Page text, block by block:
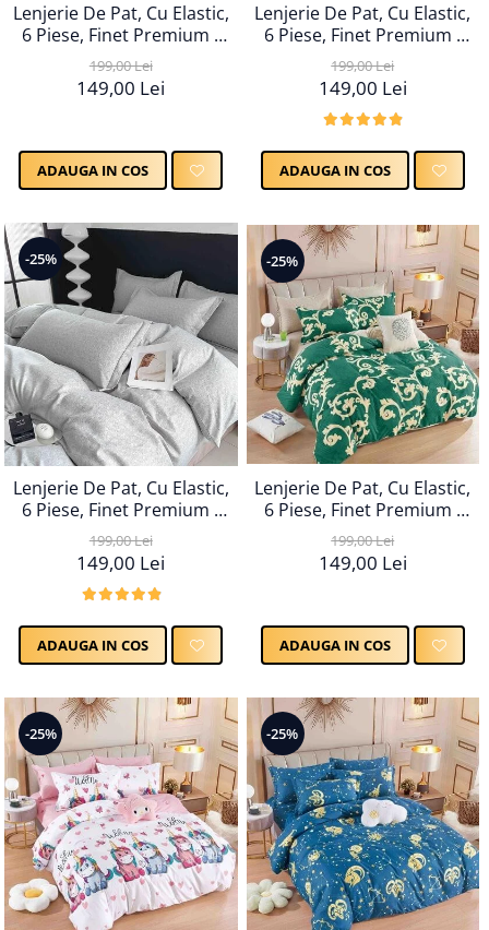
Lenjerie De Pat, Cu Elastic,
6 Piese, Finet Premium -
LPBF6PE22
199,00 Lei
149,00 Lei
ADAUGA IN COS
Lenjerie De Pat, Cu Elastic,
6 Piese, Finet Premium -
LPBF6PE23
199,00 Lei
149,00 Lei
ADAUGA IN COS
-25%
Lenjerie De Pat, Cu Elastic,
6 Piese, Finet Premium -
LPBF6PE24
199,00 Lei
149,00 Lei
ADAUGA IN COS
-25%
Lenjerie De Pat, Cu Elastic,
6 Piese, Finet Premium -
LPBF6PE25
199,00 Lei
149,00 Lei
ADAUGA IN COS
-25% -25%